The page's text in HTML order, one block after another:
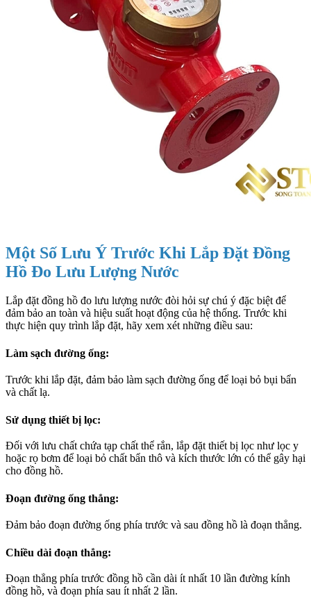
Một Số Lưu Ý Trước Khi Lắp Đặt Đồng
Hồ Đo Lưu Lượng Nước
Lắp đặt đồng hồ đo lưu lượng nước đòi hỏi sự chú ý đặc biệt để
đảm bảo an toàn và hiệu suất hoạt động của hệ thống. Trước khi
thực hiện quy trình lắp đặt, hãy xem xét những điều sau:
Làm sạch đường ống:
Trước khi lắp đặt, đảm bảo làm sạch đường ống để loại bỏ bụi bẩn
và chất lạ.
Sử dụng thiết bị lọc:
Đối với lưu chất chứa tạp chất thể rắn, lắp đặt thiết bị lọc như lọc y
hoặc rọ bơm để loại bỏ chất bẩn thô và kích thước lớn có thể gây hại
cho đồng hồ.
Đoạn đường ống thẳng:
Đảm bảo đoạn đường ống phía trước và sau đồng hồ là đoạn thẳng.
Chiều dài đoạn thẳng:
Đoạn thẳng phía trước đồng hồ cần dài ít nhất 10 lần đường kính
đồng hồ, và đoạn phía sau ít nhất 2 lần.